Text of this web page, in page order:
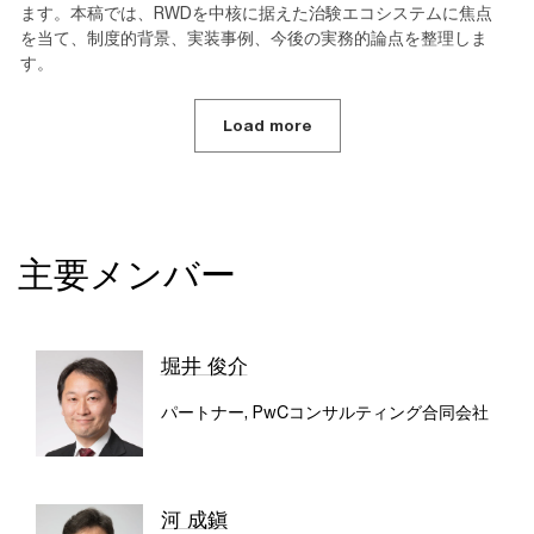
ます。本稿では、RWDを中核に据えた治験エコシステムに焦点
を当て、制度的背景、実装事例、今後の実務的論点を整理しま
す。
Load more
主要メンバー
堀井 俊介
パートナー, PwCコンサルティング合同会社
河 成鎭